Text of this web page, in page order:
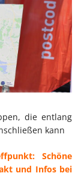
die entlang
kann
Schöne
und Infos bei